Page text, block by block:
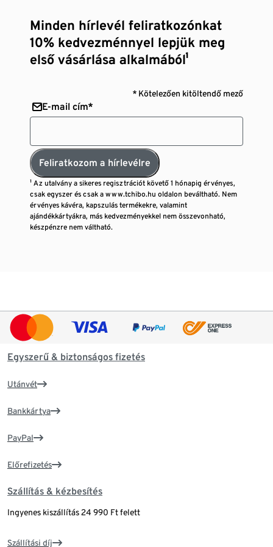
Minden hírlevél feliratkozónkat
10% kedvezménnyel lepjük meg
első vásárlása alkalmából¹
* Kötelezően kitöltendő mező
E-mail cím*
Feliratkozom a hírlevélre
¹ Az utalvány a sikeres regisztrációt követő 1 hónapig érvényes,
csak egyszer és csak a www.tchibo.hu oldalon beváltható. Nem
érvényes kávéra, kapszulás termékekre, valamint
ajándékkártyákra, más kedvezményekkel nem összevonható,
készpénzre nem váltható.
Egyszerű & biztonságos fizetés
Utánvét
Bankkártya
PayPal
Előrefizetés
Szállítás & kézbesítés
Ingyenes kiszállítás 24 990 Ft felett
Szállítási díj